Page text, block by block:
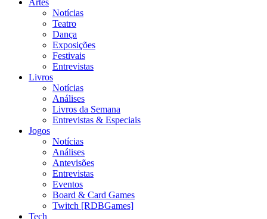
Notícias
Teatro
Dança
Exposições
Festivais
Entrevistas
Livros
Notícias
Análises
Livros da Semana
Entrevistas & Especiais
Jogos
Notícias
Análises
Antevisões
Entrevistas
Eventos
Board & Card Games
Twitch [RDBGames]
Tech